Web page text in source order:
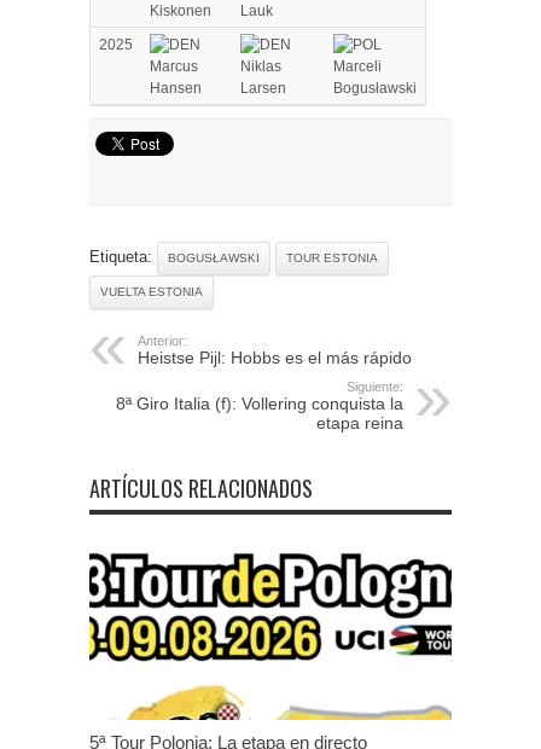
Kiskonen
Lauk
2025
Marcus
Hansen
Niklas
Larsen
Marceli
Bogusławski
Etiqueta: BOGUSŁAWSKI TOUR ESTONIA
VUELTA ESTONIA
Anterior:
Heistse Pijl: Hobbs es el más rápido
Siguiente:
8ª Giro Italia (f): Vollering conquista la
etapa reina
ARTÍCULOS RELACIONADOS
5ª Tour Polonia: La etapa en directo